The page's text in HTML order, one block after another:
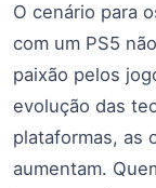
O cenário para
com um PS5
paixão pelos
evolução das
plataformas, as
aumentam.